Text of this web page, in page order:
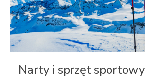
Narty i sprzęt sportowy